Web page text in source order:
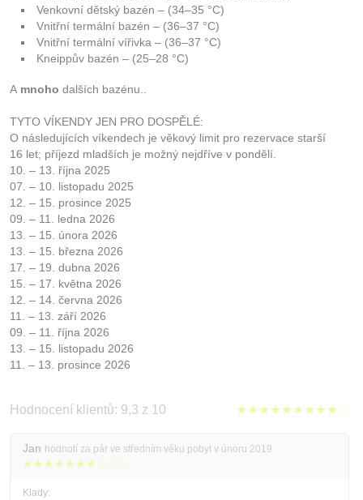
Venkovní dětský bazén – (34–35 °C)
Vnitřní termální bazén – (36–37 °C)
Vnitřní termální vířivka – (36–37 °C)
Kneippův bazén – (25–28 °C)
A mnoho dalších bazénu..
TYTO VÍKENDY JEN PRO DOSPĚLÉ:
O následujících víkendech je věkový limit pro rezervace starší
16 let; příjezd mladších je možný nejdříve v pondělí.
10. – 13. října 2025
07. – 10. listopadu 2025
12. – 15. prosince 2025
09. – 11. ledna 2026
13. – 15. února 2026
13. – 15. března 2026
17. – 19. dubna 2026
15. – 17. května 2026
12. – 14. června 2026
11. – 13. září 2026
09. – 11. října 2026
13. – 15. listopadu 2026
11. – 13. prosince 2026
Hodnocení klientů: 9,3 z 10 ★★★★★★★★★☆
Jan hodnotí za pár ve středním věku pobyt v únoru 2019
★★★★★★★☆☆☆
Klady: